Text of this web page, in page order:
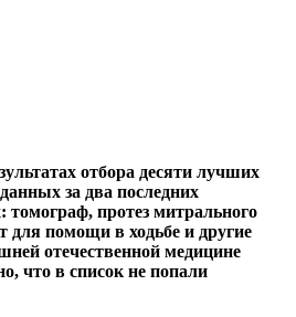
отбора десяти лучших
за два последних
томограф, протез митрального
для помощи в ходьбе и другие
отечественной медицине
что в список не попали